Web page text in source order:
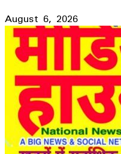
August 6, 2026